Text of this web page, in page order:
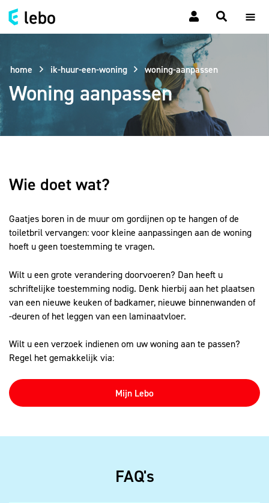
home ik-huur-een-woning woning-aanpassen
Woning aanpassen
Wie doet wat?
Gaatjes boren in de muur om gordijnen op te hangen of de
toiletbril vervangen: voor kleine aanpassingen aan de woning
hoeft u geen toestemming te vragen.
Wilt u een grote verandering doorvoeren? Dan heeft u
schriftelijke toestemming nodig. Denk hierbij aan het plaatsen
van een nieuwe keuken of badkamer, nieuwe binnenwanden of
-deuren of het leggen van een laminaatvloer.
Wilt u een verzoek indienen om uw woning aan te passen?
Regel het gemakkelijk via:
Mijn Lebo
FAQ's